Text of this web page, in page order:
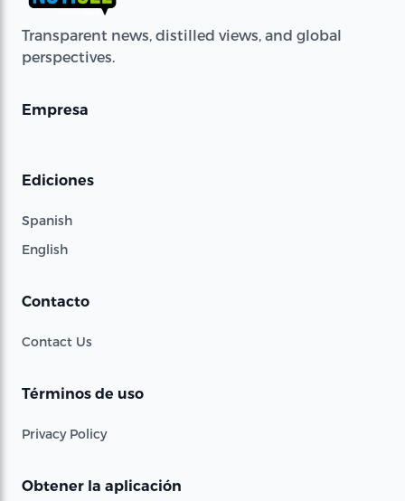
Transparent news, distilled views, and global
perspectives.
Empresa
Ediciones
Spanish
English
Contacto
Contact Us
Términos de uso
Privacy Policy
Obtener la aplicación